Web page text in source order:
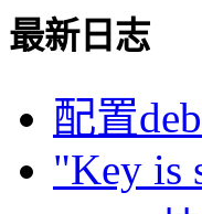
最新日志
配置
"Key is